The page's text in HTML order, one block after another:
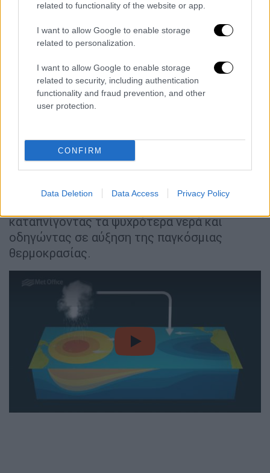
related to functionality of the website or app.
I want to allow Google to enable storage
related to personalization.
I want to allow Google to enable storage
related to security, including authentication
functionality and fraud prevention, and other
user protection.
CONFIRM
Data Deletion Data Access Privacy Policy
Τι είναι το φαινόμενο Ελ Νίνιο-Λα
Σύμφωνα με τονGuardian
Νίνιο-Λα Νίνια είναι η μεγαλύτερη αιτία των
ετήσιων διαφορών στον καιρό σε πολλές
περιοχές. Στα έτη Λα Νίνα, οι άνεμοι από
ανατολικά προς δυτικά του Ειρηνικού είναι
ύδατα προς τα δυτικά και αντλώντας
βαθύτερα, ψυχρότερα ύδατα στα ανατολικά.
Τα φαινόμενα Ελ Νίνιο συμβαίνουν όταν οι
άνεμοι εξασθενούν, επιτρέποντας στα θερμά
καταπνίγοντας τα ψυχρότερα νερά και
οδηγώντας σε αύξηση της παγκόσμιας
θερμοκρασίας.
video